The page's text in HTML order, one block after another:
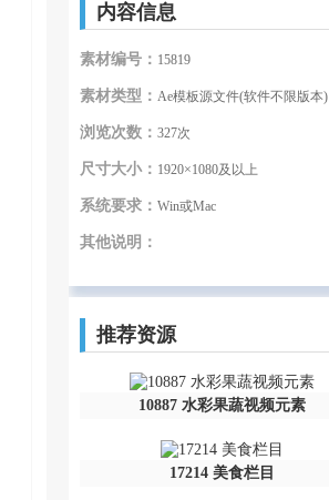
内容信息
素材编号： 15819
素材类型： Ae模板源文件(软件不限版本)
浏览次数： 327次
尺寸大小： 1920×1080及以上
系统要求： Win或Mac
其他说明：
推荐资源
10887 水彩果蔬视频元素
17214 美食栏目